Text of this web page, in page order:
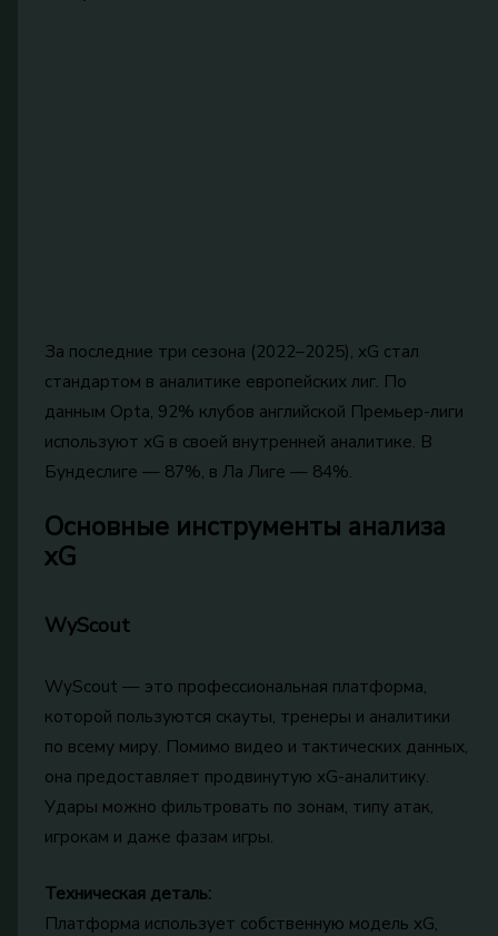
За последние три сезона (2022–2025), xG стал
стандартом в аналитике европейских лиг. По
данным Opta, 92% клубов английской Премьер-лиги
используют xG в своей внутренней аналитике. В
Бундеслиге — 87%, в Ла Лиге — 84%.
Основные инструменты анализа
xG
WyScout
WyScout — это профессиональная платформа,
которой пользуются скауты, тренеры и аналитики
по всему миру. Помимо видео и тактических данных,
она предоставляет продвинутую xG-аналитику.
Удары можно фильтровать по зонам, типу атак,
игрокам и даже фазам игры.
Техническая деталь:
Платформа использует собственную модель xG,